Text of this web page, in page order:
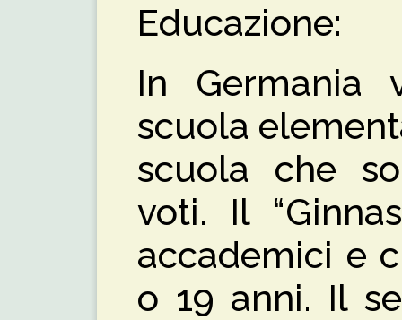
Educazione:
In
scuola
scuola che
voti. Il
accademici e
o 19 anni. Il